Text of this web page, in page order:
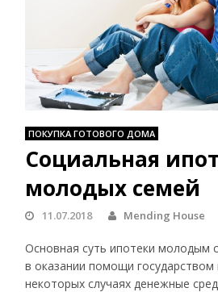
ПОКУПКА ГОТОВОГО ДОМА
Социальная
молодых семей
11.07.2018 Mending House
Основная суть ипотеки молодым
в оказании помощи
некоторых случаях денежные